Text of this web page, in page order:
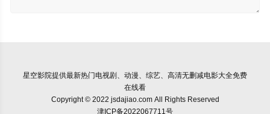
星空影院提供最新热门电视剧、动漫、综艺、高清无删减电影大全免费
在线看
Copyright © 2022 jsdajiao.com All Rights Reserved
津ICP备2022067711号